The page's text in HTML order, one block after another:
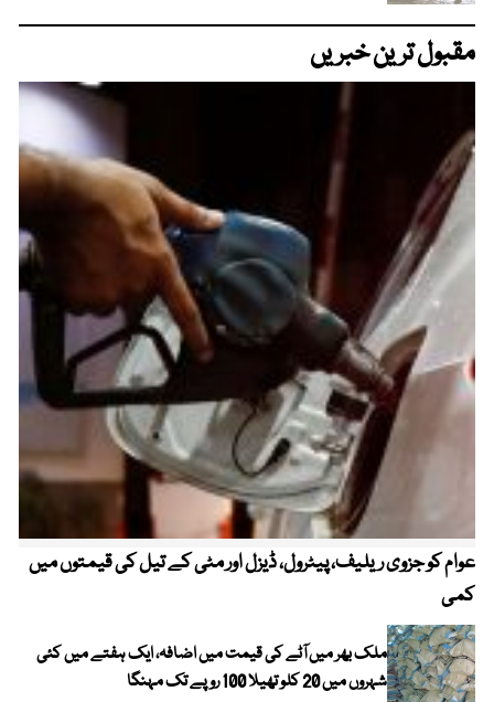
مقبول ترین خبریں
عوام کو جزوی ریلیف، پیٹرول، ڈیزل اور مٹی کے تیل کی قیمتوں میں
کمی
ملک بھر میں آٹے کی قیمت میں اضافہ، ایک ہفتے میں کئی
شہروں میں 20 کلو تھیلا 100 روپے تک مہنگا